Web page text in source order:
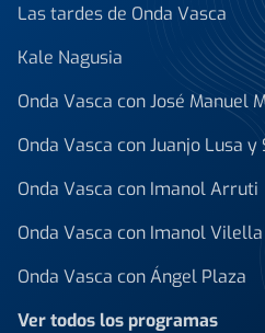
Las tardes de Onda Vasca
Kale Nagusia
Onda Vasca con José Manuel
Onda Vasca con Juanjo Lusa
Onda Vasca con Imanol Arruti
Onda Vasca con Imanol Vilella
Onda Vasca con Ángel Plaza
Ver todos los programas